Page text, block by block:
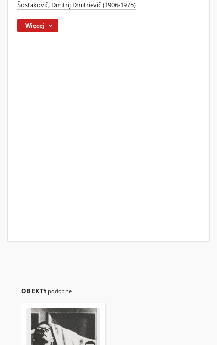
Šostakovič, Dmitrij Dmitrievič (1906-1975)
Więcej
OBIEKTY podobne